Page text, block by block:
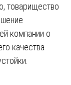
товарищество
компании о
качества